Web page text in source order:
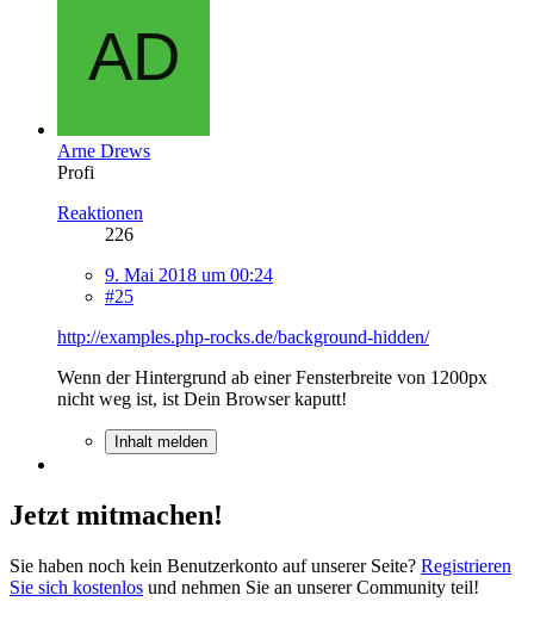
Arne Drews
Profi
Reaktionen
226
9. Mai 2018 um 00:24
#25
http://examples.php-rocks.de/background-hidden/
Wenn der Hintergrund ab einer Fensterbreite von 1200px
nicht weg ist, ist Dein Browser kaputt!
Inhalt melden
Jetzt mitmachen!
Sie haben noch kein Benutzerkonto auf unserer Seite? Registrieren
Sie sich kostenlos und nehmen Sie an unserer Community teil!